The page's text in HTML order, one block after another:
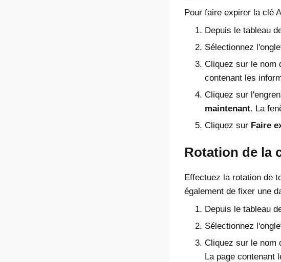
Pour faire expirer la clé
Depuis le tableau
Sélectionnez
Cliquez sur le nom
contenant les
Cliquez sur
maintenant. La
Cliquez sur Faire
Rotation de la
Effectuez la rotation de
également de fixer une
Depuis le tableau
Sélectionnez
Cliquez sur le nom
La page contenant